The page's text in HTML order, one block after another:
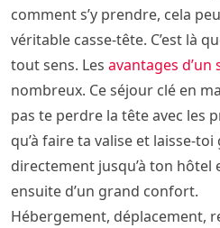
comment s’y prendre, cela
véritable casse-tête. C’est là
tout sens. Les avantages
nombreux. Ce séjour clé en
pas te perdre la tête avec les
qu’à faire ta valise et laisse-
directement jusqu’à ton
ensuite d’un grand confort.
Hébergement, déplacement,